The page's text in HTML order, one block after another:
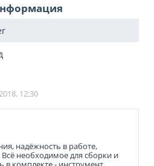
12:30
надёжность в работе,
необходимое для сборки и